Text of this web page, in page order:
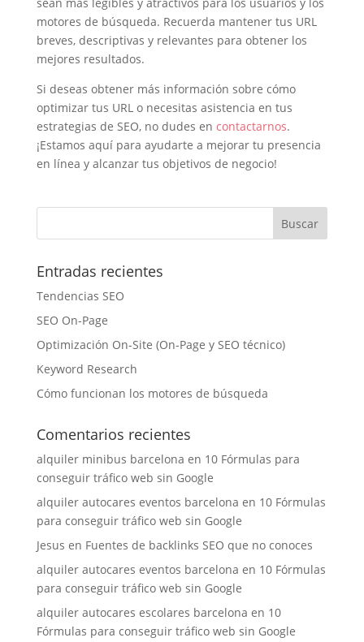
motores de búsqueda. Recuerda mantener tus URL
breves, descriptivas y relevantes para obtener los
mejores resultados.
Si deseas obtener más información sobre cómo
optimizar tus URL o necesitas asistencia en tus
estrategias de SEO, no dudes en contactarnos.
¡Estamos aquí para ayudarte a mejorar tu presencia
en línea y alcanzar tus objetivos de negocio!
Entradas recientes
Tendencias SEO
SEO On-Page
Optimización On-Site (On-Page y SEO técnico)
Keyword Research
Cómo funcionan los motores de búsqueda
Comentarios recientes
alquiler minibus barcelona en 10 Fórmulas para
conseguir tráfico web sin Google
alquiler autocares eventos barcelona en 10 Fórmulas
para conseguir tráfico web sin Google
Jesus en Fuentes de backlinks SEO que no conoces
alquiler autocares eventos barcelona en 10 Fórmulas
para conseguir tráfico web sin Google
alquiler autocares escolares barcelona en 10
Fórmulas para conseguir tráfico web sin Google